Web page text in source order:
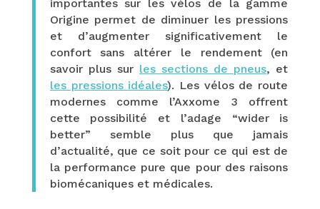
importantes sur les vélos de la gamme
Origine permet de diminuer les pressions
et d’augmenter significativement le
confort sans altérer le rendement (en
savoir plus sur les sections de pneus, et
les pressions idéales). Les vélos de route
modernes comme l’Axxome 3 offrent
cette possibilité et l’adage “wider is
better” semble plus que jamais
d’actualité, que ce soit pour ce qui est de
la performance pure que pour des raisons
biomécaniques et médicales.